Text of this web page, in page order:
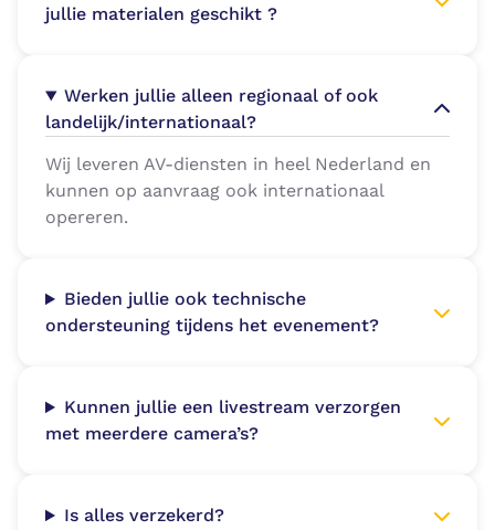
jullie materialen geschikt ?
Werken jullie alleen regionaal of ook
landelijk/internationaal?
Wij leveren AV-diensten in heel Nederland en
kunnen op aanvraag ook internationaal
opereren.
Bieden jullie ook technische
ondersteuning tijdens het evenement?
Kunnen jullie een livestream verzorgen
met meerdere camera’s?
Is alles verzekerd?